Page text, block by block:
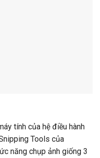
tính của hệ điều hành
Tools của
năng chụp ảnh giống 3